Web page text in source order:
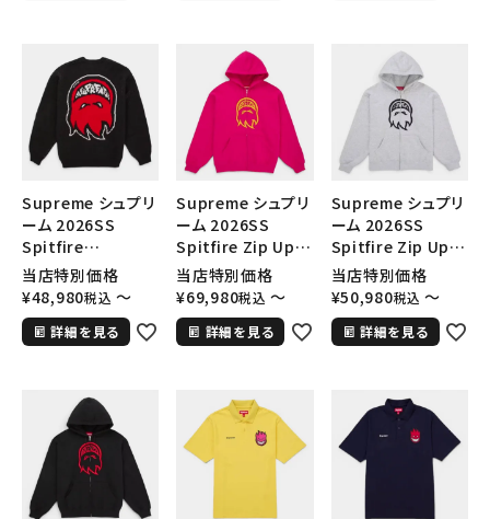
Supreme シュプリ
ーム 2026SS
Spitfire
Sweater スピッ
トファイア セータ
ー ブラック
当店特別価格
¥48,980税込 〜
詳細を見る
Supreme シュプリ
ーム 2026SS
Spitfire Zip Up
Hooded
Sweatshirt ス
ピットファイア ジッ
プアップ フーデッド
当店特別価格
¥69,980税込 〜
詳細を見る
Supreme シュプリ
ーム 2026SS
Spitfire Zip Up
Hooded
Sweatshirt ス
ピットファイア ジッ
プアップ フーデッド
当店特別価格
¥50,980税込 〜
詳細を見る